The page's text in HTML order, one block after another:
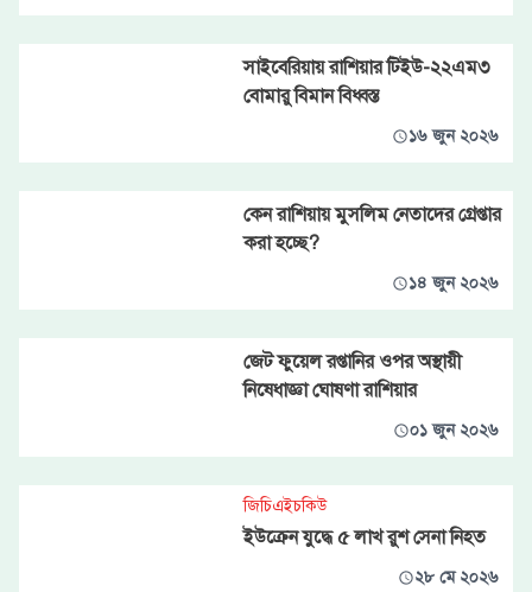
সাইবেরিয়ায় রাশিয়ার টিইউ-২২এম৩
বোমারু বিমান বিধ্বস্ত
১৬ জুন ২০২৬
কেন রাশিয়ায় মুসলিম নেতাদের গ্রেপ্তার
করা হচ্ছে?
১৪ জুন ২০২৬
জেট ফুয়েল রপ্তানির ওপর অস্থায়ী
নিষেধাজ্ঞা ঘোষণা রাশিয়ার
০১ জুন ২০২৬
জিচিএইচকিউ
ইউক্রেন যুদ্ধে ৫ লাখ রুশ সেনা নিহত
২৮ মে ২০২৬